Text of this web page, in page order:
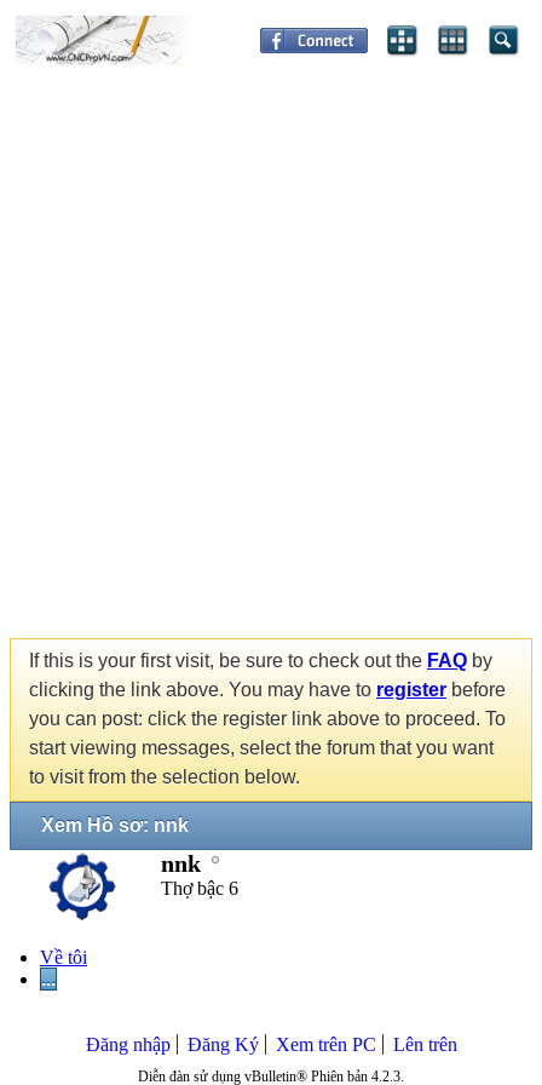
If this is your first visit, be sure to check out the FAQ by
clicking the link above. You may have to register before
you can post: click the register link above to proceed. To
start viewing messages, select the forum that you want
to visit from the selection below.
Xem Hồ sơ: nnk
nnk
Thợ bậc 6
Về tôi
...
Đăng nhập Đăng Ký Xem trên PC Lên trên
Diễn đàn sử dụng vBulletin® Phiên bản 4.2.3.